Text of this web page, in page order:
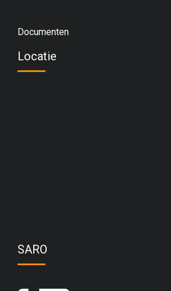
Documenten
Locatie
SARO